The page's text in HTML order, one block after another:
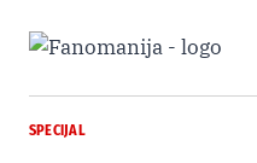
SPECIJAL